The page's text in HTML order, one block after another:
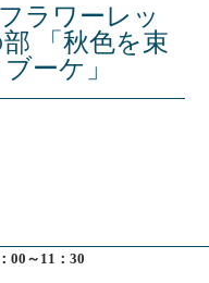
ラワーレッ
「秋色を束
ーケ」
00～11：30